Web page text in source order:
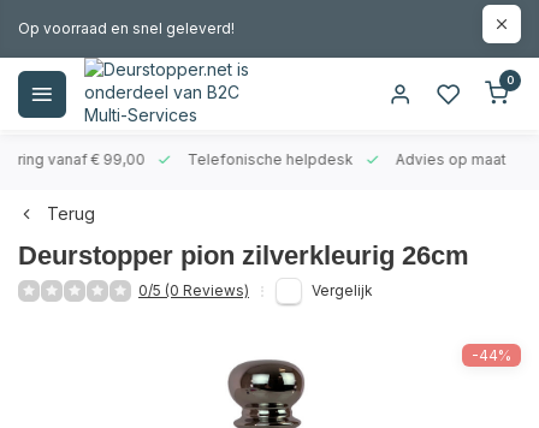
Op voorraad en snel geleverd!
0
vanaf € 99,00 Telefonische helpdesk Advies op maat
Terug
Deurstopper pion zilverkleurig 26cm
0/5 (0 Reviews) Vergelijk
-44%